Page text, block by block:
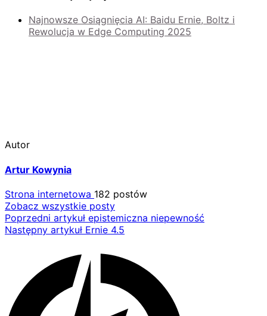
Najnowsze Osiągnięcia AI: Baidu Ernie, Boltz i
Rewolucja w Edge Computing 2025
Autor
Artur Kowynia
Strona internetowa 182 postów
Zobacz wszystkie posty
Nawigacja
wpisu
Poprzedni artykuł epistemiczna niepewność
Następny artykuł Ernie 4.5